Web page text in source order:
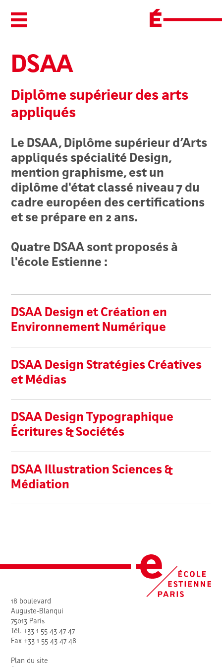
Ouvrir/Fermer le menu
DSAA
Diplôme supérieur des arts
appliqués
Le DSAA, Diplôme supérieur d’Arts
appliqués spécialité Design,
mention graphisme, est un
diplôme d'état classé niveau 7 du
cadre européen des certifications
et se prépare en 2 ans.
Quatre DSAA sont proposés à
l'école Estienne :
DSAA Design et Création en
Environnement Numérique
DSAA Design Stratégies Créatives
et Médias
DSAA Design Typographique
Écritures & Sociétés
DSAA Illustration Sciences &
Médiation
18 boulevard
Auguste-Blanqui
75013 Paris
Tél. +33 1 55 43 47 47
Fax +33 1 55 43 47 48
Plan du site